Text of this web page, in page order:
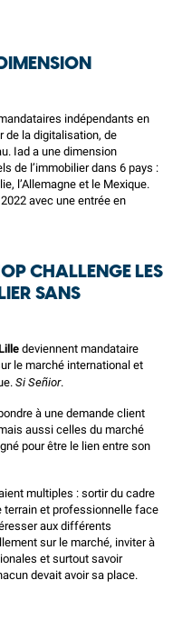
indépendants en
de la digitalisation, de
Iad a une dimension
de l’immobilier dans 6 pays :
l’Allemagne et le Mexique.
avec une entrée en
CHALLENGE LES
SANS
deviennent mandataire
le marché international et
Si Señior.
à une demande client
aussi celles du marché
pour être le lien entre son
multiples : sortir du cadre
terrain et professionnelle face
aux différents
sur le marché, inviter à
et surtout savoir
devait avoir sa place.